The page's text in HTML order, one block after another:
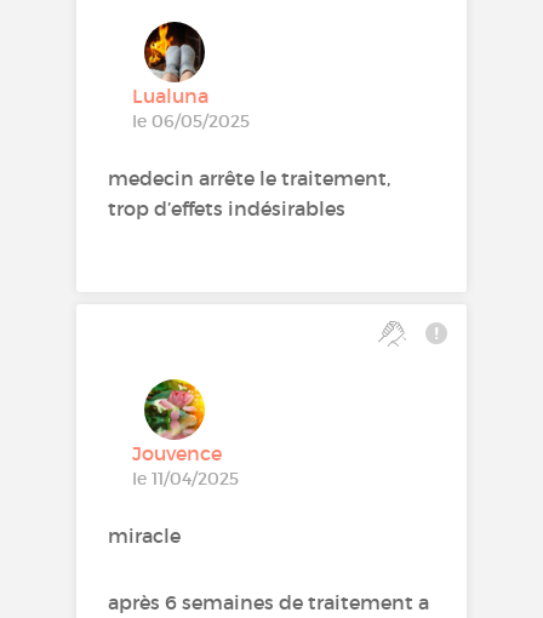
Lualuna
le 06/05/2025
medecin arrête le traitement,
trop d’effets indésirables
Jouvence
le 11/04/2025
miracle
après 6 semaines de traitement a